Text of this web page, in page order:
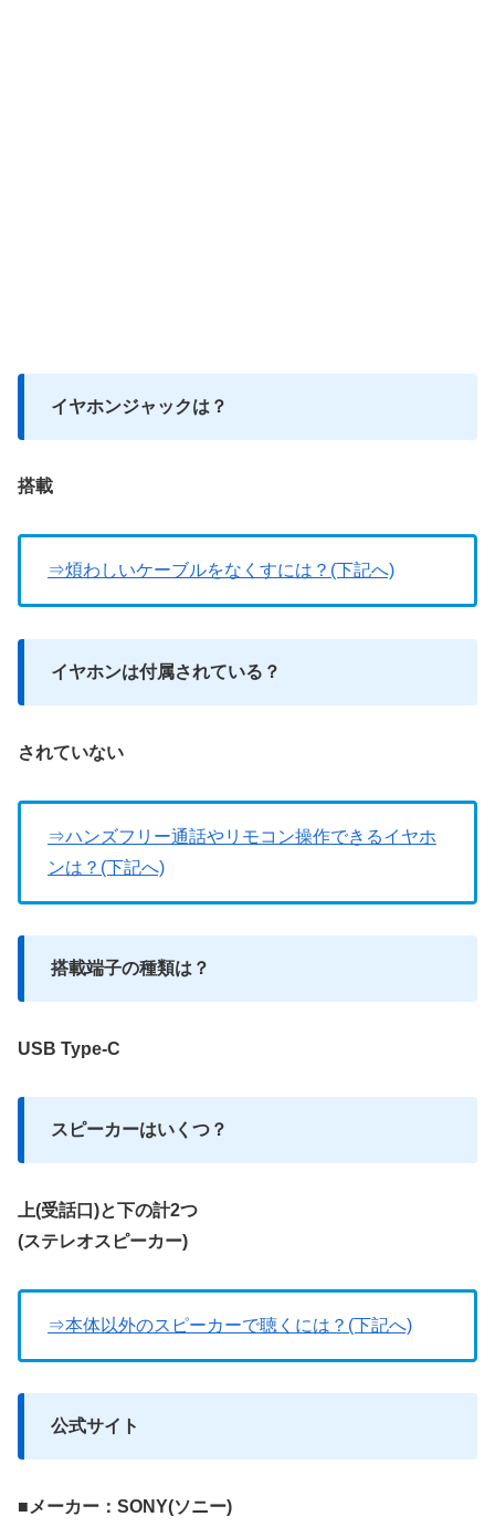
イヤホンジャックは？
搭載
⇒煩わしいケーブルをなくすには？(下記へ)
イヤホンは付属されている？
されていない
⇒ハンズフリー通話やリモコン操作できるイヤホ
ンは？(下記へ)
搭載端子の種類は？
USB Type-C
スピーカーはいくつ？
上(受話口)と下の計2つ
(ステレオスピーカー)
⇒本体以外のスピーカーで聴くには？(下記へ)
公式サイト
■メーカー：SONY(ソニー)